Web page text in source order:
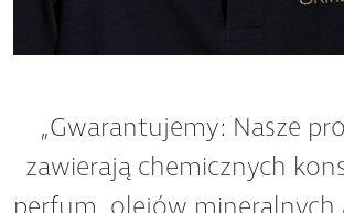
zawierają chemicznych
perfum, olejów mineralnych